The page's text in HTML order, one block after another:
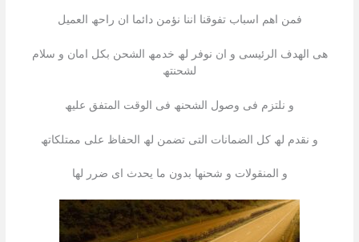
فمن اھم اسباب تفوقنا اننا نؤمن دائما ان راحھ العمیل
ھى الھدف الرئیسى و ان نوفر لھ خدمھ الشحن بكل امان و سلام
لشحنتھ
و نلتزم فى وصول الشحنھ فى الوقت المتفق علیھ
و نقدم لھ كل الضمانات التى تضمن لھ الحفاظ على ممتلكاتھ
و المنقولات و شحنھا بدون ما یحدث اى ضرر لھا